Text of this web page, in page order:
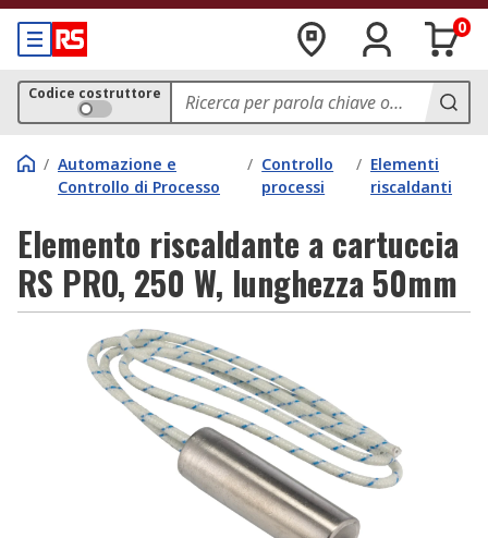
0
Codice costruttore
/ Automazione e
Controllo di Processo
/ Controllo
processi
/ Elementi
riscaldanti
Elemento riscaldante a cartuccia
RS PRO, 250 W, lunghezza 50mm